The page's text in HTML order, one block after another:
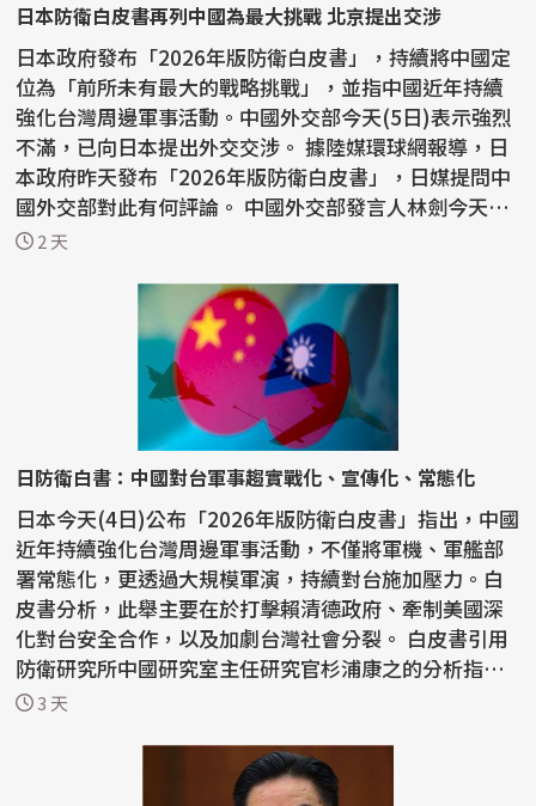
日本防衛白皮書再列中國為最大挑戰 北京提出交涉
日本政府發布「2026年版防衛白皮書」，持續將中國定
位為「前所未有最大的戰略挑戰」，並指中國近年持續
強化台灣周邊軍事活動。中國外交部今天(5日)表示強烈
不滿，已向日本提出外交交涉。 據陸媒環球網報導，日
本政府昨天發布「2026年版防衛白皮書」，日媒提問中
國外交部對此有何評論。 中國外交部發言人林劍今天
表...2 天
日防衛白書：中國對台軍事趨實戰化、宣傳化、常態化
日本今天(4日)公布「2026年版防衛白皮書」指出，中國
近年持續強化台灣周邊軍事活動，不僅將軍機、軍艦部
署常態化，更透過大規模軍演，持續對台施加壓力。白
皮書分析，此舉主要在於打擊賴清德政府、牽制美國深
化對台安全合作，以及加劇台灣社會分裂。 白皮書引用
防衛研究所中國研究室主任研究官杉浦康之的分析指
出，中...
3 天